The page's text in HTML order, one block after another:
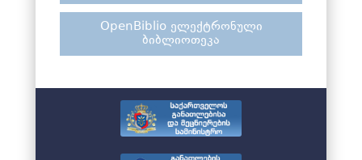
OpenBiblio ელექტრონული
ბიბლიოთეკა